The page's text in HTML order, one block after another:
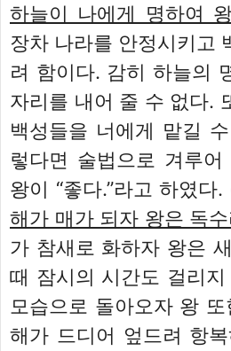
하늘이 나에게 명하여
장차 나라를 안정시키고
려 함이다. 감히 하늘의
자리를 내어 줄 수 없다.
백성들을 너에게 맡길
렇다면 술법으로 겨루어
왕이 “좋다.”라고 하였다.
해가 매가 되자 왕은 독
가 참새로 화하자 왕은
때 잠시의 시간도 걸리
모습으로 돌아오자 왕
해가 드디어 엎드려 항